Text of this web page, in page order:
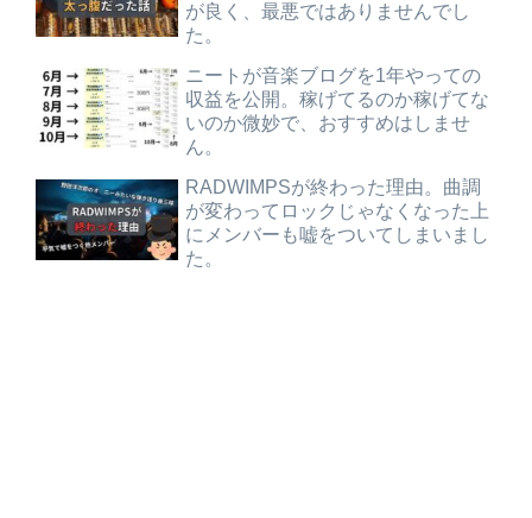
が良く、最悪ではありませんでし
た。
ニートが音楽ブログを1年やっての
収益を公開。稼げてるのか稼げてな
いのか微妙で、おすすめはしませ
ん。
RADWIMPSが終わった理由。曲調
が変わってロックじゃなくなった上
にメンバーも嘘をついてしまいまし
た。